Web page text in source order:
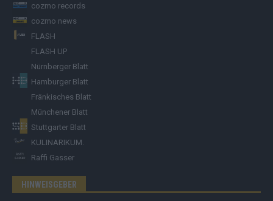
cozmo records
cozmo news
FLASH
FLASH UP
Nürnberger Blatt
Hamburger Blatt
Fränkisches Blatt
Münchener Blatt
Stuttgarter Blatt
KULINARIKUM.
Raffi Gasser
HINWEISGEBER